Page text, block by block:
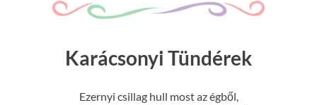
Karácsonyi Tündérek
Ezernyi csillag hull most az égből,